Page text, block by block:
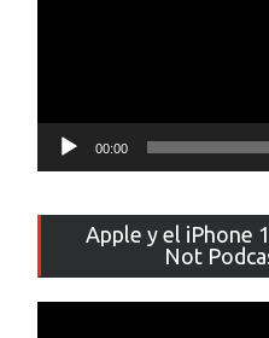
00:00
Apple y el iPhone
Not